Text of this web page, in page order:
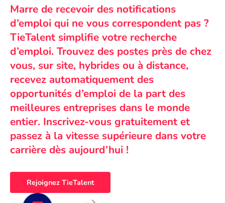
Marre de recevoir des notifications
d’emploi qui ne vous correspondent pas ?
TieTalent simplifie votre recherche
d’emploi. Trouvez des postes près de chez
vous, sur site, hybrides ou à distance,
recevez automatiquement des
opportunités d’emploi de la part des
meilleures entreprises dans le monde
entier. Inscrivez-vous gratuitement et
passez à la vitesse supérieure dans votre
carrière dès aujourd’hui !
Rejoignez TieTalent